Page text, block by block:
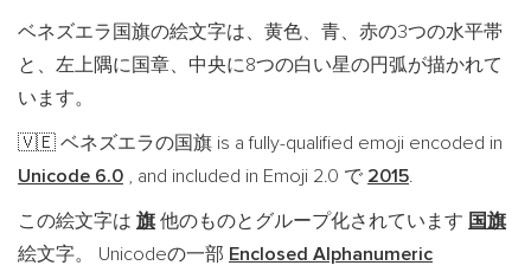
ベネズエラ国旗の絵文字は、黄色、青、赤の3つの水平帯
と、左上隅に国章、中央に8つの白い星の円弧が描かれて
います。
🇻🇪 ベネズエラの国旗 is a fully-qualified emoji encoded in
Unicode 6.0 , and included in Emoji 2.0 で 2015.
この絵文字は 旗 他のものとグループ化されています 国旗
絵文字。 Unicodeの一部 Enclosed Alphanumeric